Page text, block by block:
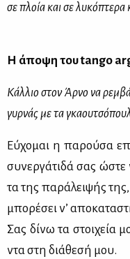
σε πλοία και σε
Η άποψη του tango
Κάλλιο στον Άρνο να
γυρνάς με τα
Εύ­χο­μαι η πα­ρού­σα
συ­νερ­γά­τι­δά σας
τα της πα­ρά­λει­ψής
μπο­ρέ­σει ν’
Σας δί­νω τα στοι­χεία
ντα στη διά­θε­σή μου.